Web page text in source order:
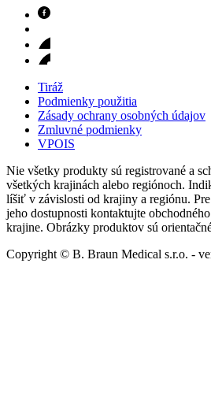
Tiráž
Podmienky použitia
Zásady ochrany osobných údajov
Zmluvné podmienky
VPOIS
Nie všetky produkty sú registrované a
všetkých krajinách alebo regiónoch.
líšiť v závislosti od krajiny a regiónu.
jeho dostupnosti kontaktujte
krajine. Obrázky produktov sú
Copyright © B. Braun Medical s.r.o. -